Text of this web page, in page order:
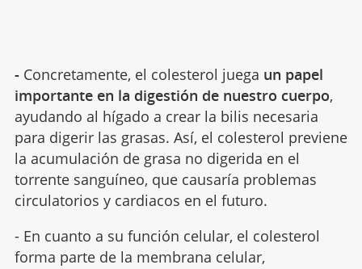
- Concretamente, el colesterol juega un papel
importante en la digestión de nuestro cuerpo,
ayudando al hígado a crear la bilis necesaria
para digerir las grasas. Así, el colesterol previene
la acumulación de grasa no digerida en el
torrente sanguíneo, que causaría problemas
circulatorios y cardiacos en el futuro.
- En cuanto a su función celular, el colesterol
forma parte de la membrana celular,